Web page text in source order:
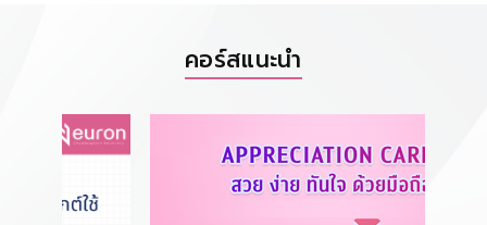
คอร์สแนะนำ